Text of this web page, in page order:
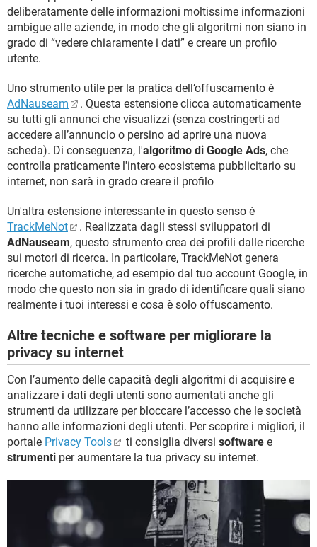
deliberatamente delle informazioni moltissime informazioni
ambigue alle aziende, in modo che gli algoritmi non siano in
grado di “vedere chiaramente i dati” e creare un profilo
utente.
Uno strumento utile per la pratica dell’offuscamento è
AdNauseam
. Questa estensione clicca automaticamente
su tutti gli annunci che visualizzi (senza costringerti ad
accedere all’annuncio o persino ad aprire una nuova
scheda). Di conseguenza, l'algoritmo di Google Ads, che
controlla praticamente l'intero ecosistema pubblicitario su
internet, non sarà in grado creare il profilo
Un'altra estensione interessante in questo senso è
TrackMeNot
. Realizzata dagli stessi sviluppatori di
AdNauseam, questo strumento crea dei profili dalle ricerche
sui motori di ricerca. In particolare, TrackMeNot genera
ricerche automatiche, ad esempio dal tuo account Google, in
modo che questo non sia in grado di identificare quali siano
realmente i tuoi interessi e cosa è solo offuscamento.
Altre tecniche e software per migliorare la
privacy su internet
Con l’aumento delle capacità degli algoritmi di acquisire e
analizzare i dati degli utenti sono aumentati anche gli
strumenti da utilizzare per bloccare l’accesso che le società
hanno alle informazioni degli utenti. Per scoprire i migliori, il
portale Privacy Tools ti consiglia diversi software e
strumenti per aumentare la tua privacy su internet.